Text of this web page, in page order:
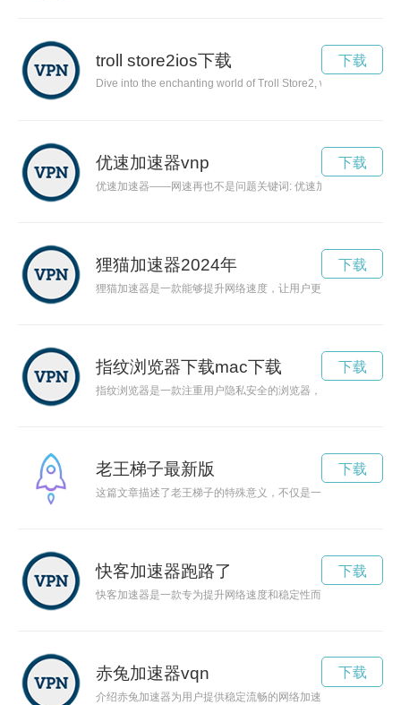
troll store2ios下载
Dive into the enchanting world of Troll Store2, where you can
下载
优速加速器vnp
优速加速器——网速再也不是问题关键词: 优速加速器, 网络加速,
下载
狸猫加速器2024年
狸猫加速器是一款能够提升网络速度，让用户更加畅快地冲浪互
下载
指纹浏览器下载mac下载
指纹浏览器是一款注重用户隐私安全的浏览器，可以防止个人
下载
老王梯子最新版
这篇文章描述了老王梯子的特殊意义，不仅是一种工具，更是
下载
快客加速器跑路了
快客加速器是一款专为提升网络速度和稳定性而设计的工具。
下载
赤兔加速器vqn
介绍赤兔加速器为用户提供稳定流畅的网络加速服务，通过智
下载